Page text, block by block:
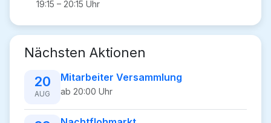
19:15 – 20:15 Uhr
Nächsten Aktionen
20
AUG
Mitarbeiter Versammlung
ab 20:00 Uhr